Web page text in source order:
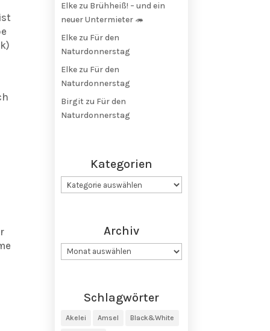
Elke zu Brühheiß! – und ein
neuer Untermieter 🦔
Elke zu Für den
Naturdonnerstag
Elke zu Für den
Naturdonnerstag
Birgit zu Für den
Naturdonnerstag
Kategorien
Kategorien
Archiv
Archiv
Schlagwörter
Akelei Amsel Black&White